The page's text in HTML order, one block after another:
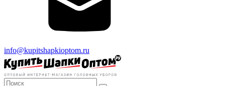
info@kupitshapkioptom.ru